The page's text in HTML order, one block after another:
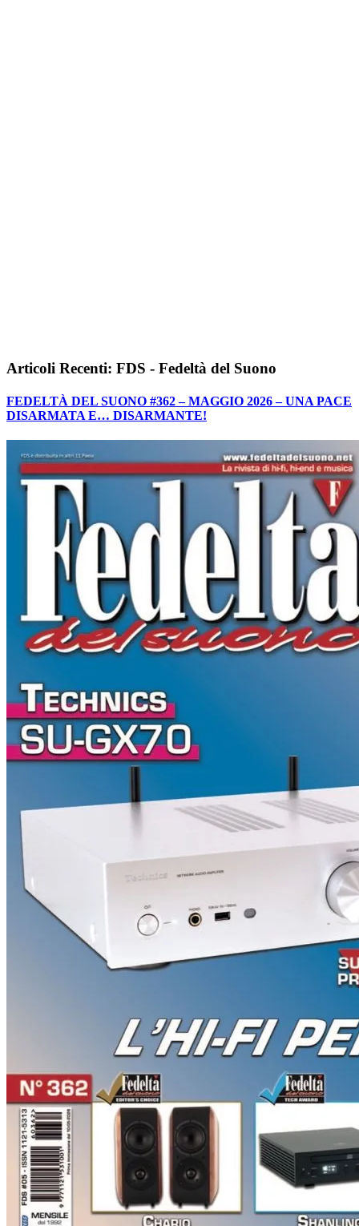
Articoli Recenti: FDS - Fedeltà del Suono
FEDELTÀ DEL SUONO #362 – MAGGIO 2026 – UNA PACE
DISARMATA E… DISARMANTE!